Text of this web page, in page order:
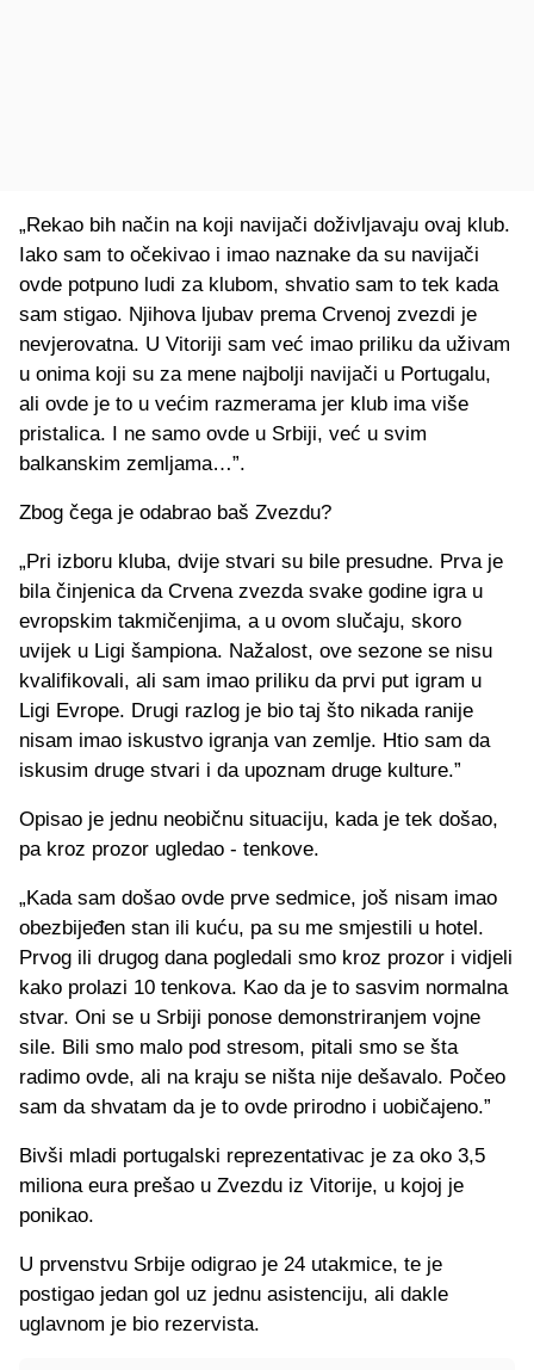
„Rekao bih način na koji navijači doživljavaju ovaj klub.
Iako sam to očekivao i imao naznake da su navijači
ovde potpuno ludi za klubom, shvatio sam to tek kada
sam stigao. Njihova ljubav prema Crvenoj zvezdi je
nevjerovatna. U Vitoriji sam već imao priliku da uživam
u onima koji su za mene najbolji navijači u Portugalu,
ali ovde je to u većim razmerama jer klub ima više
pristalica. I ne samo ovde u Srbiji, već u svim
balkanskim zemljama…”.
Zbog čega je odabrao baš Zvezdu?
„Pri izboru kluba, dvije stvari su bile presudne. Prva je
bila činjenica da Crvena zvezda svake godine igra u
evropskim takmičenjima, a u ovom slučaju, skoro
uvijek u Ligi šampiona. Nažalost, ove sezone se nisu
kvalifikovali, ali sam imao priliku da prvi put igram u
Ligi Evrope. Drugi razlog je bio taj što nikada ranije
nisam imao iskustvo igranja van zemlje. Htio sam da
iskusim druge stvari i da upoznam druge kulture.”
Opisao je jednu neobičnu situaciju, kada je tek došao,
pa kroz prozor ugledao - tenkove.
„Kada sam došao ovde prve sedmice, još nisam imao
obezbijeđen stan ili kuću, pa su me smjestili u hotel.
Prvog ili drugog dana pogledali smo kroz prozor i vidjeli
kako prolazi 10 tenkova. Kao da je to sasvim normalna
stvar. Oni se u Srbiji ponose demonstriranjem vojne
sile. Bili smo malo pod stresom, pitali smo se šta
radimo ovde, ali na kraju se ništa nije dešavalo. Počeo
sam da shvatam da je to ovde prirodno i uobičajeno.”
Bivši mladi portugalski reprezentativac je za oko 3,5
miliona eura prešao u Zvezdu iz Vitorije, u kojoj je
ponikao.
U prvenstvu Srbije odigrao je 24 utakmice, te je
postigao jedan gol uz jednu asistenciju, ali dakle
uglavnom je bio rezervista.